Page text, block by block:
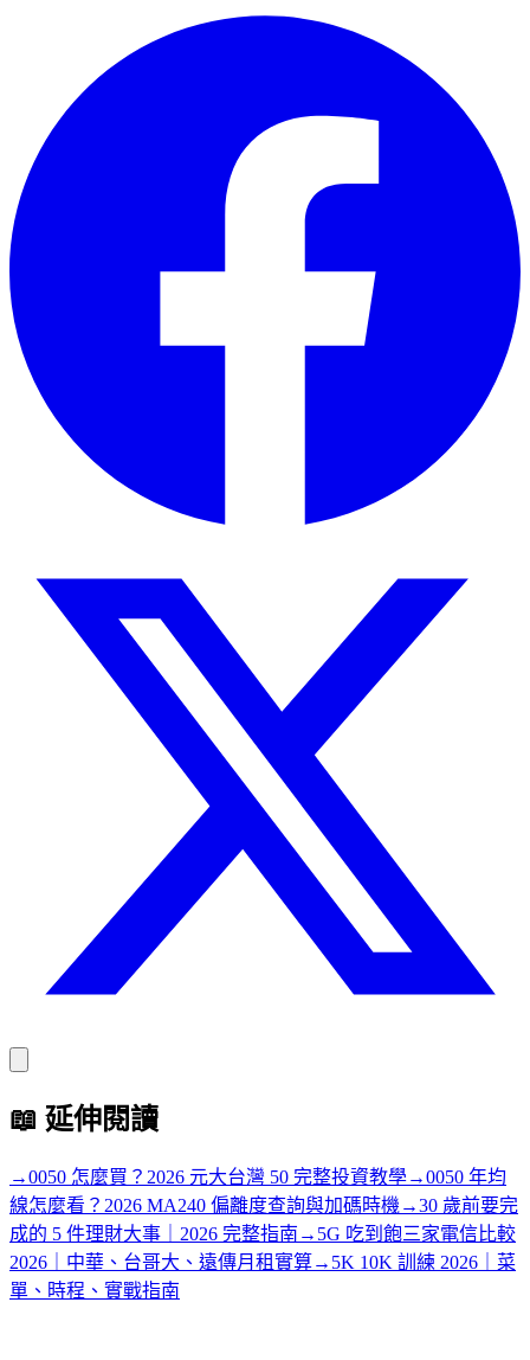
📖 延伸閱讀
→0050 怎麼買？2026 元大台灣 50 完整投資教學→0050 年均
線怎麼看？2026 MA240 偏離度查詢與加碼時機 →30 歲前要完
成的 5 件理財大事｜2026 完整指南 → 5G 吃到飽三家電信比較
2026｜中華、台哥大、遠傳月租實算→ 5K 10K 訓練 2026｜菜
單、時程、實戰指南